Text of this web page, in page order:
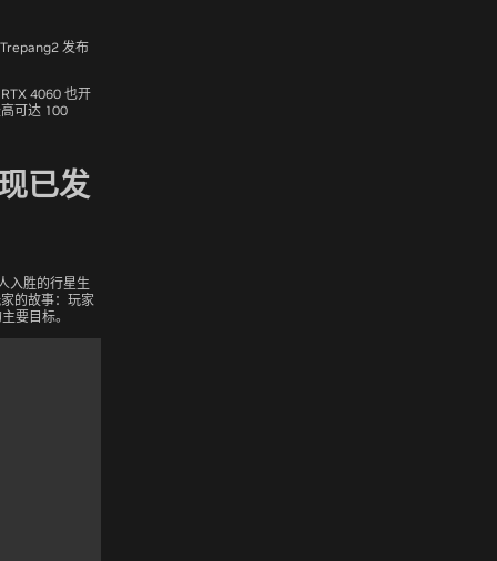
Trepang2 发布
4060 也开
可达 100
已发
入胜的行星生
的故事：玩家
要目标。